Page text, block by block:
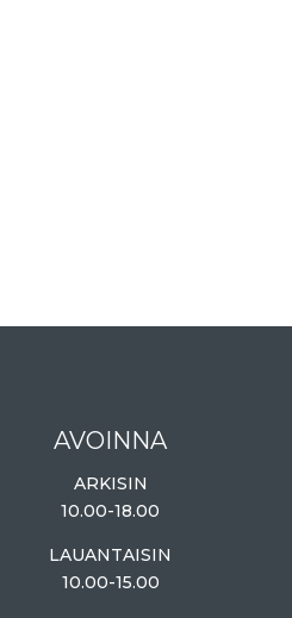
AVOINNA
ARKISIN
10.00-18.00
LAUANTAISIN
10.00-15.00